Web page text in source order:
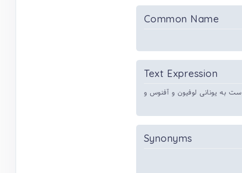
Common Name
Text Expression
به یونانی لوفیون و آفنوس و
Synonyms